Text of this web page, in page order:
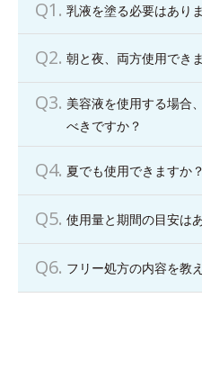
乳液を塗る必要はあり
朝と夜、両方使用でき
美容液を使用する場合
べきですか？
夏でも使用できますか？
使用量と期間の目安は
フリー処方の内容を教